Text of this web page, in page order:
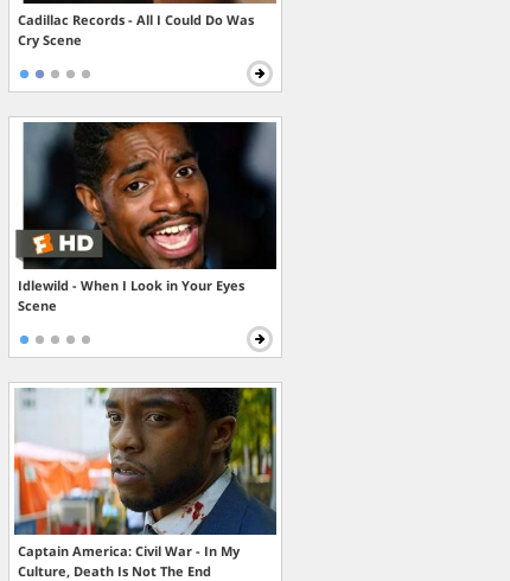
Cadillac Records - All I Could Do Was
Cry Scene
Idlewild - When I Look in Your Eyes
Scene
Captain America: Civil War - In My
Culture, Death Is Not The End